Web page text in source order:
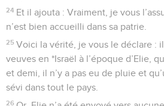
24 Et il ajouta : Vraiment, je vous
n’est bien accueilli dans sa patrie.
25 Voici la vérité, je vous le déclare :
veuves en *Israël à l’époque d’Elie,
et demi, il n’y a pas eu de pluie et
sévi dans tout le pays.
26